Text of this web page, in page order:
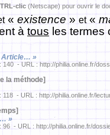
clic (Netscape) pour ouvrir le
« existence » et«
à tous les termes
Article… »
- URL : http://philia.online.fr/
la méthode]
- URL : http://philia.online.fr/
»
- URL : http://philia.online.fr/